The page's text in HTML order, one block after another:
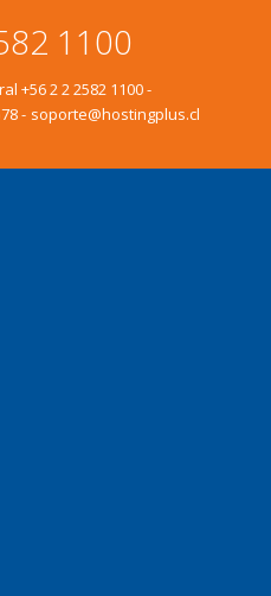
1100
+56 2 2 2582 1100-
- soporte@hostingplus.cl